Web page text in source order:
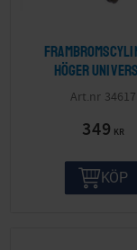
höger
34617
349 KR
KÖP